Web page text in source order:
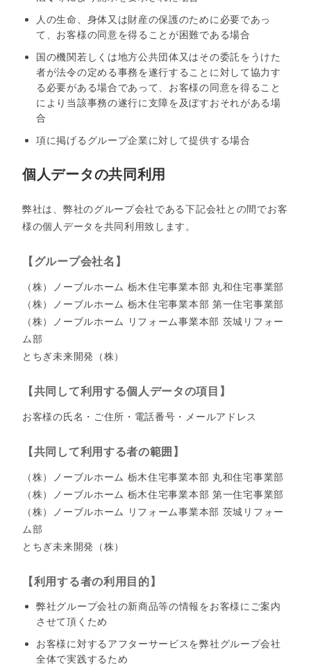
人の生命、身体又は財産の保護のために必要であっ
て、お客様の同意を得ることが困難である場合
国の機関若しくは地方公共団体又はその委託をうけた
者が法令の定める事務を遂行することに対して協力す
る必要がある場合であって、お客様の同意を得ること
により当該事務の遂行に支障を及ぼすおそれがある場
合
項に掲げるグループ企業に対して提供する場合
個人データの共同利用
弊社は、弊社のグループ会社である下記会社との間でお客
様の個人データを共同利用致します。
【グループ会社名】
（株）ノーブルホーム 栃木住宅事業本部 丸和住宅事業部
（株）ノーブルホーム 栃木住宅事業本部 第一住宅事業部
（株）ノーブルホーム リフォーム事業本部 茨城リフォー
ム部
とちぎ未来開発（株）
【共同して利用する個人データの項目】
お客様の氏名・ご住所・電話番号・メールアドレス
【共同して利用する者の範囲】
（株）ノーブルホーム 栃木住宅事業本部 丸和住宅事業部
（株）ノーブルホーム 栃木住宅事業本部 第一住宅事業部
（株）ノーブルホーム リフォーム事業本部 茨城リフォー
ム部
とちぎ未来開発（株）
【利用する者の利用目的】
弊社グループ会社の新商品等の情報をお客様にご案内
させて頂くため
お客様に対するアフターサービスを弊社グループ会社
全体で実践するため